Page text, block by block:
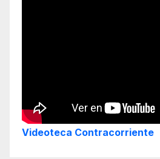
Videoteca Contracorriente